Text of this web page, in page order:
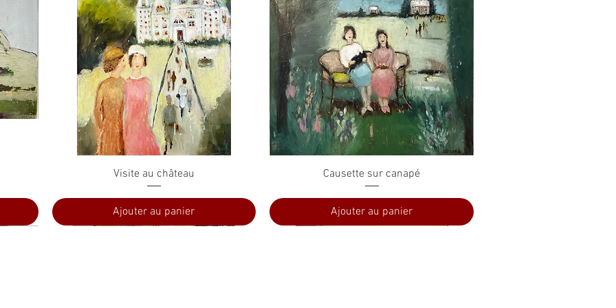
Aperçu rapide
Visite au château
Ajouter au panier
Aperçu rapide
Causette sur canapé
Ajouter au panier